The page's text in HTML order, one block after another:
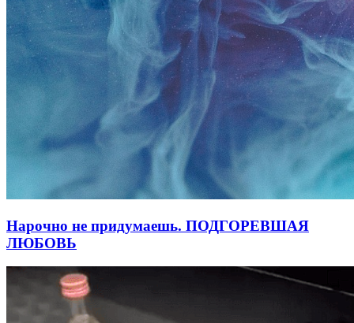
Нарочно не придумаешь. ПОДГОРЕВШАЯ
ЛЮБОВЬ